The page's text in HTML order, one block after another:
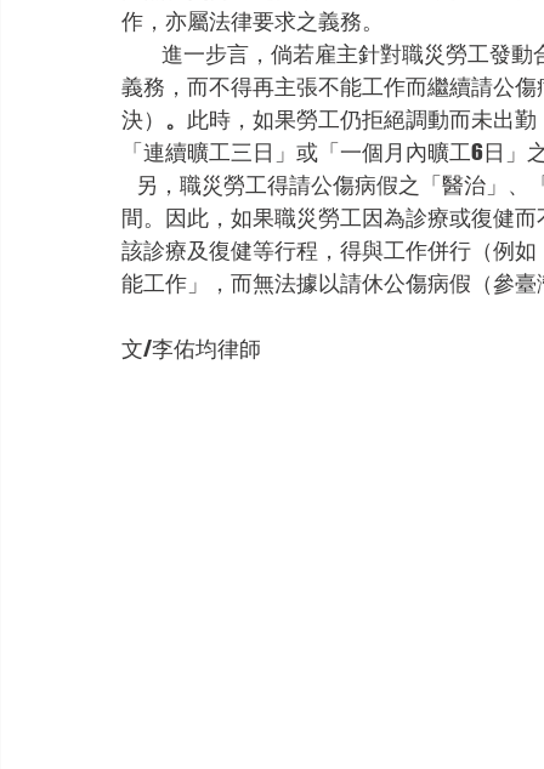
作，亦屬法律要求之義務。
義務，而不得再主張不能工作而繼續請公
決） 。 此時，如果勞工仍拒絕調動而未出
「連續曠工三日」或「一個月內曠工6日」
間。因此，如果職災勞工因為診療或復健
該診療及復健等行程，得與工作併行（例
能工作」，而無法據以請休公傷病假（參
文/李佑均律師